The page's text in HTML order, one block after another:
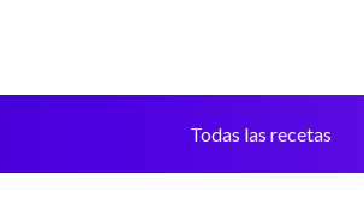
Todas las recetas